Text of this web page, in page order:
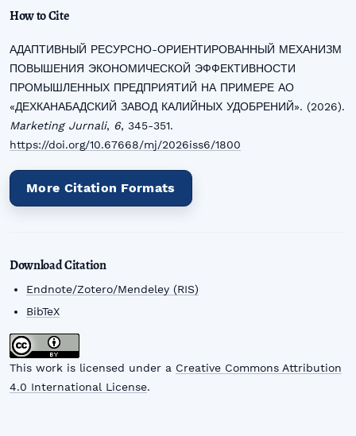
How to Cite
АДАПТИВНЫЙ РЕСУРСНО-ОРИЕНТИРОВАННЫЙ МЕХАНИЗМ
ПОВЫШЕНИЯ ЭКОНОМИЧЕСКОЙ ЭФФЕКТИВНОСТИ
ПРОМЫШЛЕННЫХ ПРЕДПРИЯТИЙ НА ПРИМЕРЕ АО
«ДЕХКАНАБАДСКИЙ ЗАВОД КАЛИЙНЫХ УДОБРЕНИЙ». (2026).
Marketing Jurnali, 6, 345-351.
https://doi.org/10.67668/mj/2026iss6/1800
More Citation Formats
Download Citation
Endnote/Zotero/Mendeley (RIS)
BibTeX
This work is licensed under a Creative Commons Attribution
4.0 International License.